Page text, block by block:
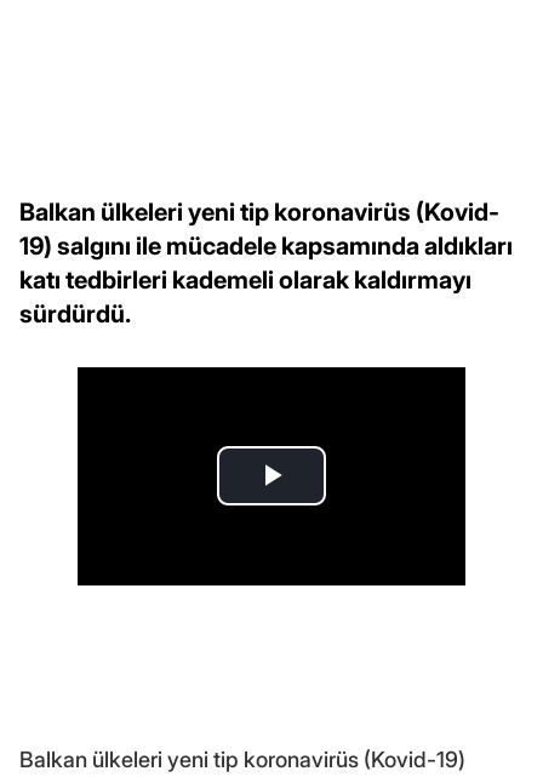
Balkan ülkeleri yeni tip koronavirüs (Kovid-
19) salgını ile mücadele kapsamında aldıkları
katı tedbirleri kademeli olarak kaldırmayı
sürdürdü.
Balkan ülkeleri yeni tip koronavirüs (Kovid-19)